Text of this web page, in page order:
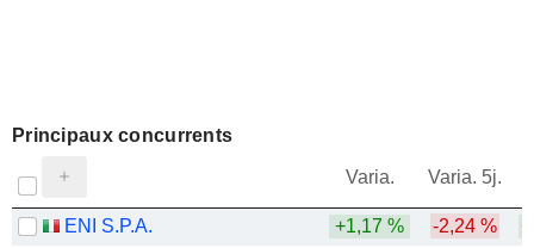
Principaux concurrents
Varia. Varia. 5j.
ENI S.P.A.
+1,17 % -2,24 %